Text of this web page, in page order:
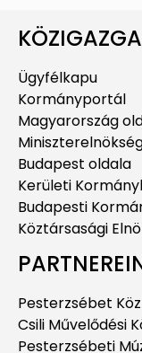
Ügyfélkapu
Kormányportál
Magyarország
Budapest oldala
Kerületi
Budapesti
Köztársasági
Pesterzsébet
Csili Művelődési
Pesterzsébeti